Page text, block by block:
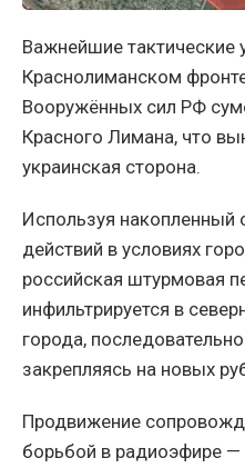
Важнейшие тактические
Краснолиманском
Вооружённых сил РФ
Красного Лимана, что
украинская сторона.
Используя
действий в условиях
российская штурмовая
инфильтрируется в
города,
закрепляясь на новых
Продвижение
борьбой в радиоэфире